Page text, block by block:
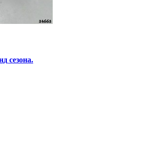
сезона.